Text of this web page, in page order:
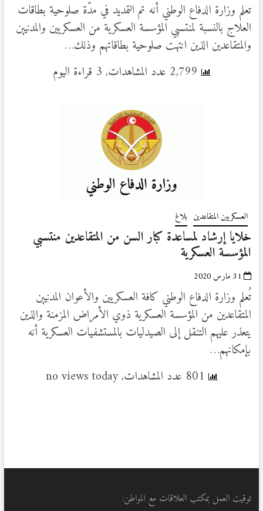
تعلم وزارة الدفاع الوطني أنه تم التمديد في مدّة صلوحية بطاقات
العلاج بالنسبة لمنتسبي المؤسسة العسكرية من العسكريين والمدنيين
والمتقاعدين الذين انتهت صلوحية بطاقاتهم وذلك…
العسكريين المتقاعدين بلاغ
خلايا إرشاد لمساعدة كبار السن من المتقاعدين منتسبي
المؤسسة العسكرية
31 مارس 2020
تُعلم وزارة الدفاع الوطني كافة العسكريين والأعوان المدنيين
المتقاعدين من المؤسسة العسكرية ذوي الأمراض المزمنة والذين
يتعذر عليهم التنقل إلى الصيدليات بالمستشفيات العسكرية أنه
بإمكانهم…
توقيت العمل بمكتب العلاقات مع المواطن: